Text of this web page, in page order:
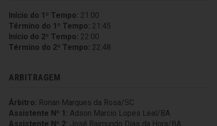
Início do 1º Tempo: 21:00
Término do 1º Tempo: 21:45
Início do 2º Tempo: 22:00
Término do 2º Tempo: 22:48
ARBITRAGEM
Árbitro: Ronan Marques da Rosa/SC
Assistente Nº 1: Adson Marcio Lopes Leal/BA
Assistente Nº 2: José Raimundo Dias da Hora/BA